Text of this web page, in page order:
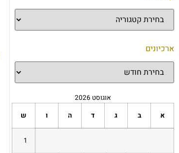
ארכיונים
אוגוסט 2026
א
ב ג ד ה ו ש
1